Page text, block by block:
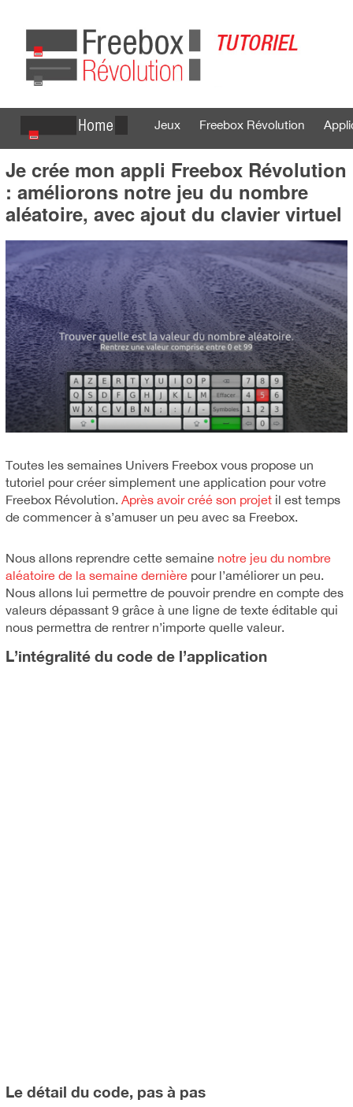
Jeux Freebox Révolution
Se connecter S'inscrire
Je crée mon appli Freebox Révolution
: améliorons notre jeu du nombre
aléatoire, avec ajout du clavier virtuel
Toutes les semaines Univers Freebox vous propose un
tutoriel pour créer simplement une application pour votre
Freebox Révolution. Après avoir créé son projet il est temps
de commencer à s’amuser un peu avec sa Freebox.
Nous allons reprendre cette semaine notre jeu du nombre
aléatoire de la semaine dernière pour l’améliorer un peu.
Nous allons lui permettre de pouvoir prendre en compte des
valeurs dépassant 9 grâce à une ligne de texte éditable qui
nous permettra de rentrer n’importe quelle valeur.
L’intégralité du code de l’application
Le détail du code, pas à pas